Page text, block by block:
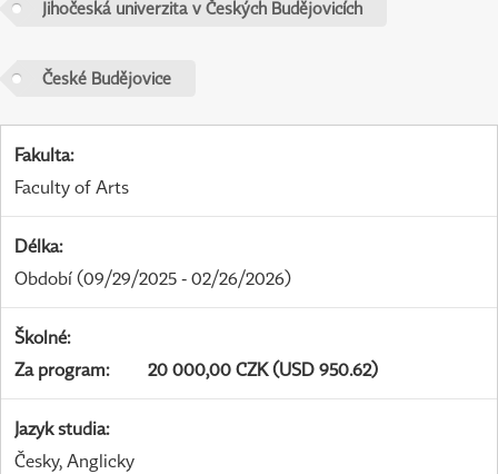
Jihočeská univerzita v Českých Budějovicích
České Budějovice
Fakulta:
Faculty of Arts
Délka:
Období (09/29/2025 - 02/26/2026)
Školné:
Za program: 20 000,00 CZK (USD 950.62)
Jazyk studia:
Česky, Anglicky